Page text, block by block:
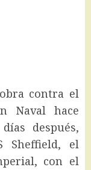
contra el
Naval hace
después,
Sheffield, el
con el